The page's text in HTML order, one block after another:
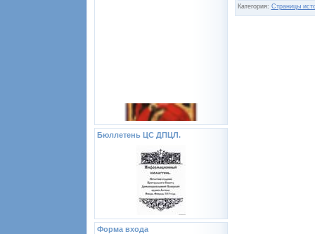
Бюллетень ЦС ДПЦЛ.
Форма входа
Категория: Страницы